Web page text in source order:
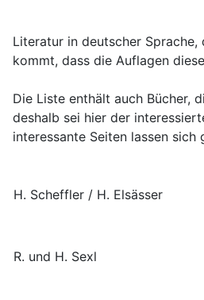
Literatur in deutscher
kommt, dass die Auflagen
Die Liste enthält auch Bücher,
deshalb sei hier der
interessante Seiten lassen
H. Scheffler / H. Elsässer
R. und H. Sexl